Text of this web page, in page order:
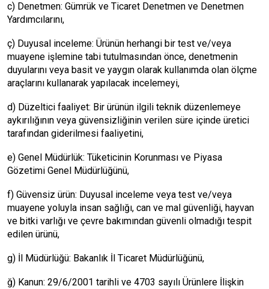
c) Denetmen: Gümrük ve Ticaret Denetmen ve Denetmen
Yardımcılarını,
ç) Duyusal inceleme: Ürünün herhangi bir test ve/veya
muayene işlemine tabi tutulmasından önce, denetmenin
duyularını veya basit ve yaygın olarak kullanımda olan ölçme
araçlarını kullanarak yapılacak incelemeyi,
d) Düzeltici faaliyet: Bir ürünün ilgili teknik düzenlemeye
aykırılığının veya güvensizliğinin verilen süre içinde üretici
tarafından giderilmesi faaliyetini,
e) Genel Müdürlük: Tüketicinin Korunması ve Piyasa
Gözetimi Genel Müdürlüğünü,
f) Güvensiz ürün: Duyusal inceleme veya test ve/veya
muayene yoluyla insan sağlığı, can ve mal güvenliği, hayvan
ve bitki varlığı ve çevre bakımından güvenli olmadığı tespit
edilen ürünü,
g) İl Müdürlüğü: Bakanlık İl Ticaret Müdürlüğünü,
ğ) Kanun: 29/6/2001 tarihli ve 4703 sayılı Ürünlere İlişkin